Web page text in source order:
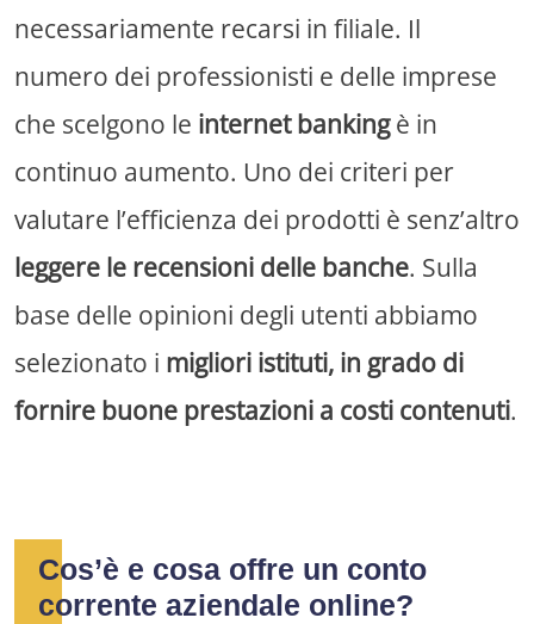
necessariamente recarsi in filiale. Il
numero dei professionisti e delle imprese
che scelgono le internet bankingè in
continuo aumento. Uno dei criteri per
valutare l’efficienza dei prodotti è senz’altro
leggere le recensioni delle banche. Sulla
base delle opinioni degli utenti abbiamo
selezionato i migliori istituti, in grado di
fornire buone prestazioni a costi contenuti.
Cos’è e cosa offre un conto
corrente aziendale online?